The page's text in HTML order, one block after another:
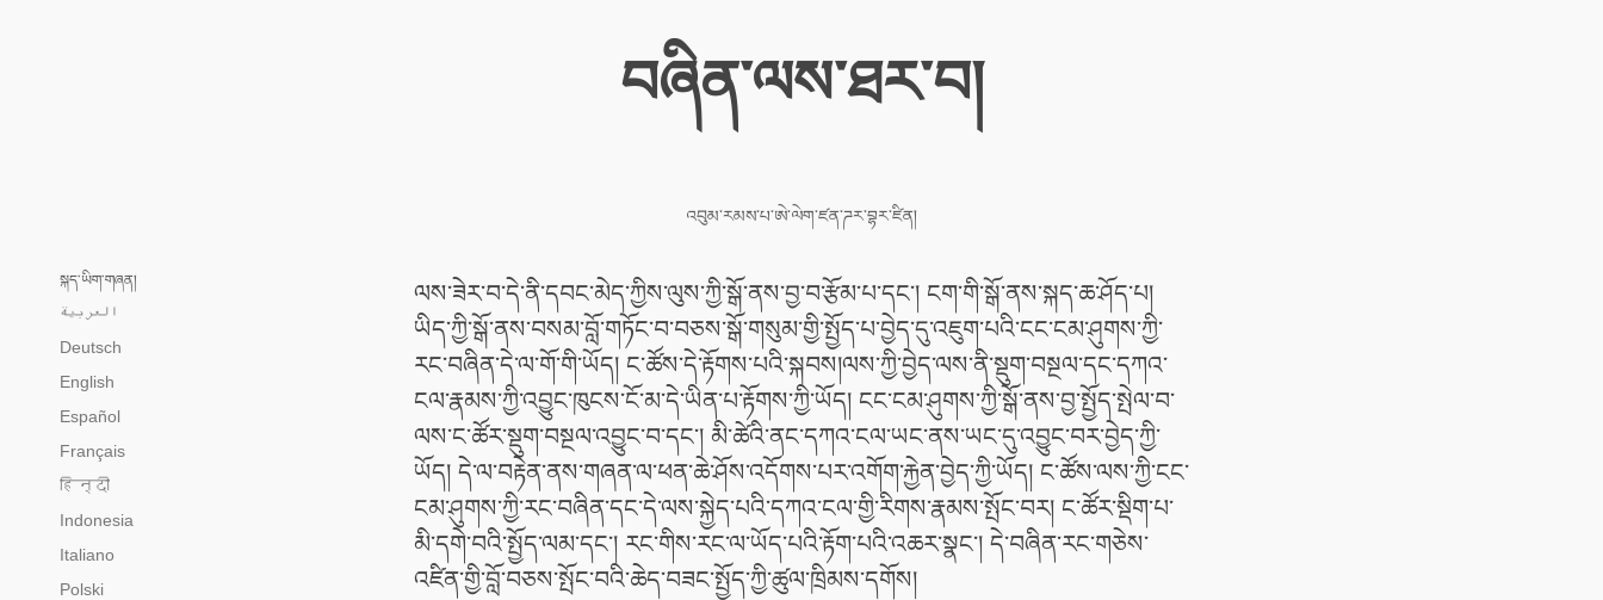
བཞིན་ལས་ཐར་བ།
འབུམ་རམས་པ་ཨེ་ལེག་ཛན་ཌར་བྷར་ཛིན།
སྐད་ཡིག་གཞན།
العربية
Deutsch
English
Español
Français
हिन्दी
Indonesia
Italiano
Polski
ལས་ཟེར་བ་དེ་ནི་དབང་མེད་ཀྱིས་ལུས་ཀྱི་སྒོ་ནས་བྱ་བ་རྩོམ་པ་དང་། ངག་གི་སྒོ་ནས་སྐད་ཆ་ཤོད་པ།
ཡིད་ཀྱི་སྒོ་ནས་བསམ་བློ་གཏོང་བ་བཅས་སྒོ་གསུམ་གྱི་སྤྱོད་པ་བྱེད་དུ་འཇུག་པའི་ངང་ངམ་ཤུགས་ཀྱི་
རང་བཞིན་དེ་ལ་གོ་གི་ཡོད། ང་ཚོས་དེ་རྟོགས་པའི་སྐབས།ལས་ཀྱི་བྱེད་ལས་ནི་སྡུག་བསྔལ་དང་དཀའ་
ངལ་རྣམས་ཀྱི་འབྱུང་ཁུངས་ངོ་མ་དེ་ཡིན་པ་རྟོགས་ཀྱི་ཡོད། ངང་ངམ་ཤུགས་ཀྱི་སྒོ་ནས་བྱ་སྤྱོད་སྤེལ་བ་
ལས་ང་ཚོར་སྡུག་བསྔལ་འབྱུང་བ་དང་། མི་ཚེའི་ནང་དཀའ་ངལ་ཡང་ནས་ཡང་དུ་འབྱུང་བར་བྱེད་ཀྱི་
ཡོད། དེ་ལ་བརྟེན་ནས་གཞན་ལ་ཕན་ཆེ་ཤོས་འདོགས་པར་འགོག་རྐྱེན་བྱེད་ཀྱི་ཡོད། ང་ཚོས་ལས་ཀྱི་ངང་
ངམ་ཤུགས་ཀྱི་རང་བཞིན་དང་དེ་ལས་སྐྱེད་པའི་དཀའ་ངལ་གྱི་རིགས་རྣམས་སྤོང་བར། ང་ཚོར་སྡིག་པ་
མི་དགེ་བའི་སྤྱོད་ལམ་དང་། རང་གིས་རང་ལ་ཡོད་པའི་རྟོག་པའི་འཆར་སྣང་། དེ་བཞིན་རང་གཅེས་
འཛིན་གྱི་བློ་བཅས་སྤོང་བའི་ཆེད་བཟང་སྤྱོད་ཀྱི་ཚུལ་ཁྲིམས་དགོས།